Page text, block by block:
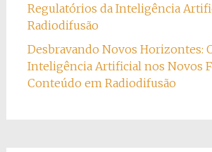
Regulatórios da Inteligência
Radiodifusão
Desbravando Novos Horizontes:
Inteligência Artificial nos Novos
Conteúdo em Radiodifusão